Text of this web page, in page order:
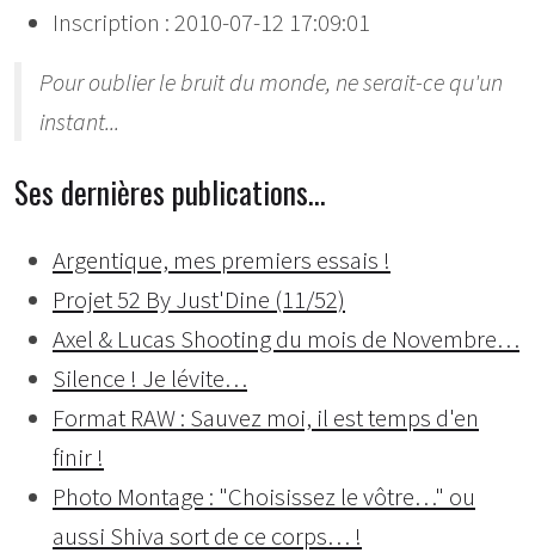
Inscription : 2010-07-12 17:09:01
Pour oublier le bruit du monde, ne serait-ce qu'un
instant...
Ses dernières publications…
Argentique, mes premiers essais !
Projet 52 By Just'Dine (11/52)
Axel & Lucas Shooting du mois de Novembre…
Silence ! Je lévite…
Format RAW : Sauvez moi, il est temps d'en
finir !
Photo Montage : "Choisissez le vôtre…" ou
aussi Shiva sort de ce corps… !